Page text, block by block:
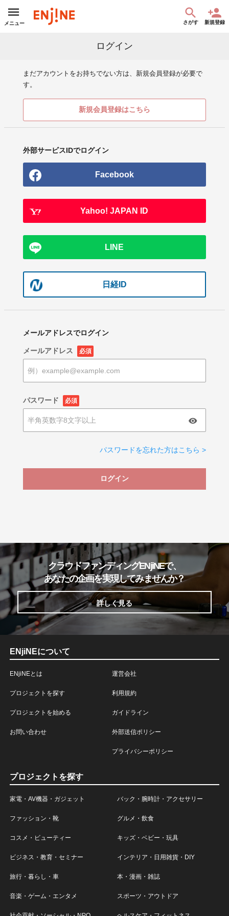
メニュー さがす 新規登録
ログイン
まだアカウントをお持ちでない方は、新規会員登録が必要で
す。
新規会員登録はこちら
外部サービスIDでログイン
Facebook
Yahoo! JAPAN ID
LINE
日経ID
メールアドレスでログイン
メールアドレス 必須
パスワード 必須
パスワードを忘れた方はこちら >
ログイン
クラウドファンディングENjiNEで、
あなたの企画を実現してみませんか？
詳しく見る
ENjiNEについて
ENjiNEとは
プロジェクトを探す
プロジェクトを始める
お問い合わせ
運営会社
利用規約
ガイドライン
外部送信ポリシー
プライバシーポリシー
プロジェクトを探す
家電・AV機器・ガジェット バック・腕時計・アクセサリー
ファッション・靴 グルメ・飲食
コスメ・ビューティー キッズ・ベビー・玩具
ビジネス・教育・セミナー インテリア・日用雑貨・DIY
旅行・暮らし・車 本・漫画・雑誌
音楽・ゲーム・エンタメ スポーツ・アウトドア